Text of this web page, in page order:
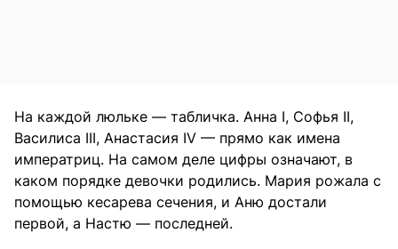
На каждой люльке — табличка. Анна I, Софья II,
Василиса III, Анастасия IV — прямо как имена
императриц. На самом деле цифры означают, в
каком порядке девочки родились. Мария рожала с
помощью кесарева сечения, и Аню достали
первой, а Настю — последней.